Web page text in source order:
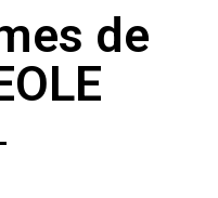
de